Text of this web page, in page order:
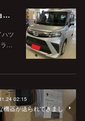
スマアシ次世代 カメラキャリブレーション！
ハツ
ラ…
02:15
機器が送られてきまし